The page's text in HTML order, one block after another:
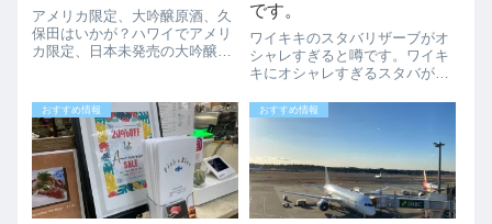
アメリカ限定、大吟醸原酒、久
保田はいかが？ハワイでアメリ
カ限定、日本未発売の大吟醸原
メリカ限定の久保田飲んでみて
ください。Food
Pairings: Buttery scallops,...
です。
ワイキキのスタバリザーブがオ
シャレすぎると噂です。ワイキ
キにオシャレすぎるスタバがで
なっています。場所は、クヒオ
ストリートとシーサイドアベニ
ューのかどで新しくできたハイ
アットセントリックホテルの1
階にで、名前もた...
おすすめ情報 おすすめ情報